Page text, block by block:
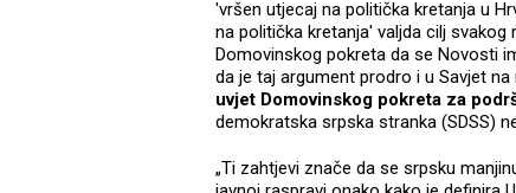
'vršen utjecaj na politička kretanja u
na politička kretanja' valjda cilj
Domovinskog pokreta da se Novosti
da je taj argument prodro i u Savjet na
uvjet Domovinskog pokreta za
demokratska srpska stranka (SDSS)
„Ti zahtjevi znače da se srpsku